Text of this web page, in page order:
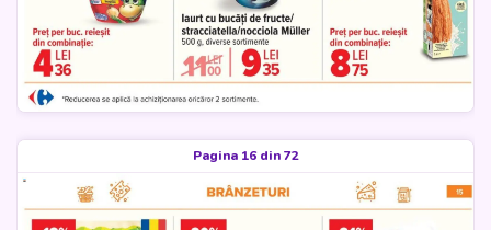
Pagina 16 din 72